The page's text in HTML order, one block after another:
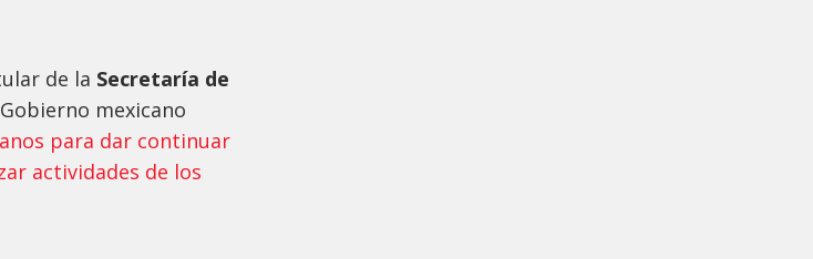
de la Secretaría de
mexicano
para dar continuar
actividades de los